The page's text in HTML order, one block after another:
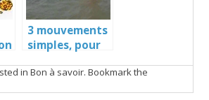
3 mouvements
simples, pour
haut du corps
dans l’eau
inBon à savoir. Bookmark the